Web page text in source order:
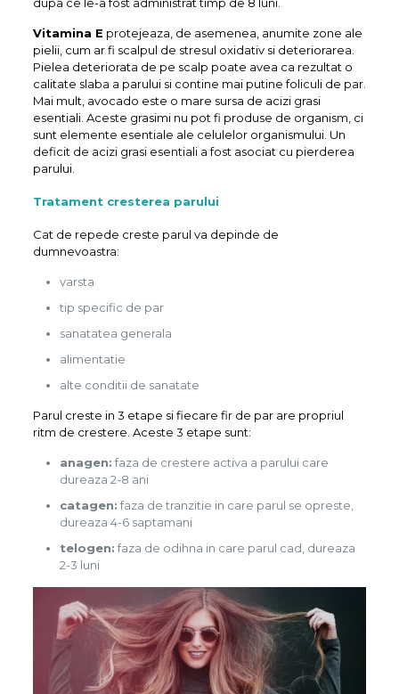
Vitamina E protejeaza, de asemenea, anumite zone ale
pielii, cum ar fi scalpul de stresul oxidativ si deteriorarea.
Pielea deteriorata de pe scalp poate avea ca rezultat o
calitate slaba a parului si contine mai putine foliculi de par.
Mai mult, avocado este o mare sursa de acizi grasi
esentiali. Aceste grasimi nu pot fi produse de organism, ci
sunt elemente esentiale ale celulelor organismului. Un
deficit de acizi grasi esentiali a fost asociat cu pierderea
parului.
Tratament cresterea parului
Cat de repede creste parul va depinde de
dumnevoastra:
varsta
tip specific de par
sanatatea generala
alimentatie
alte conditii de sanatate
Parul creste in 3 etape si fiecare fir de par are propriul
ritm de crestere. Aceste 3 etape sunt:
anagen: faza de crestere activa a parului care
dureaza 2-8 ani
catagen: faza de tranzitie in care parul se opreste,
dureaza 4-6 saptamani
telogen: faza de odihna in care parul cad, dureaza
2-3 luni